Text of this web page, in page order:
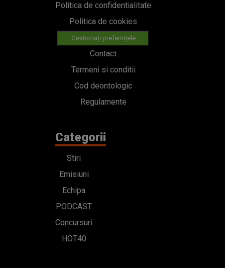
Politica de confidentialitate
Politica de cookies
Gestionați preferințele
Contact
Termeni si conditii
Cod deontologic
Regulamente
Categorii
Stiri
Emisiuni
Echipa
PODCAST
Concursuri
HOT40